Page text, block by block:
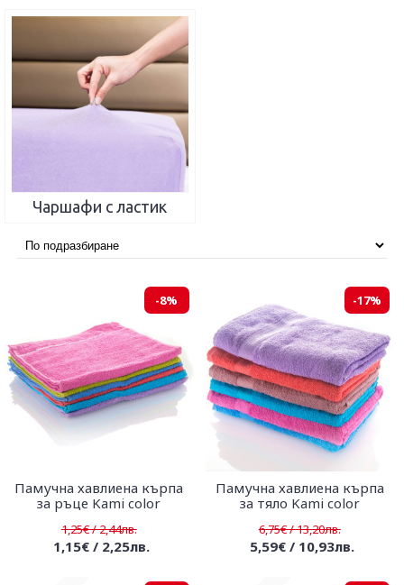
Чаршафи с ластик
-8%
Памучна хавлиена кърпа
за ръце Kami color
1,25€ / 2,44лв.
1,15€ / 2,25лв.
-17%
Памучна хавлиена кърпа
за тяло Kami color
6,75€ / 13,20лв.
5,59€ / 10,93лв.